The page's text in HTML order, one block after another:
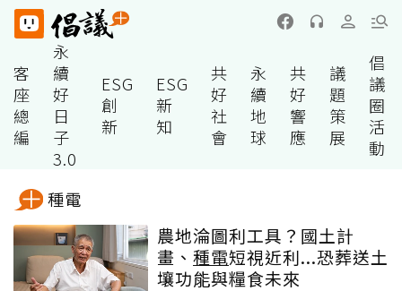
客
座
總
編
永
續
好
日
子
3.0
ESG
創
新
ESG
新
知
共
好
社
會
永
續
地
球
共
好
響
應
議
題
策
展
倡
議
圈
活
動
種電
農地淪圖利工具？國土計
畫、 種電短視近利...恐葬送土
壤功能與糧食未來